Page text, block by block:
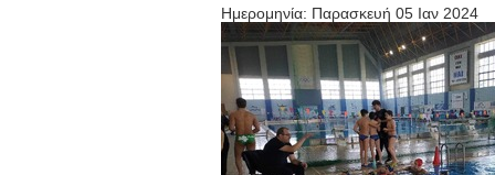
Ημερομηνία: Παρασκευή 05 Ιαν 2024